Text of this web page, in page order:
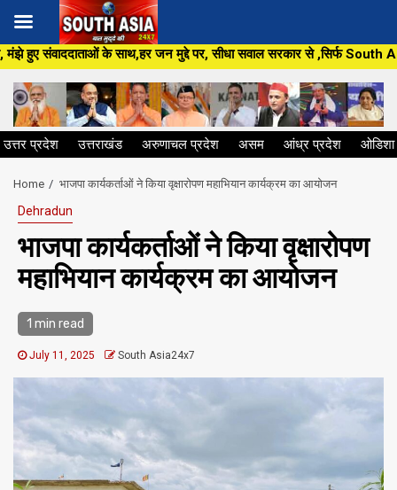
Skip
to
content
के साथ,हर जन मुद्दे पर, सीधा सवाल सरकार से ,सिर्फ South Asia 24 ×7
उत्तर प्रदेश उत्तराखंड अरुणाचल प्रदेश असम आंध्र प्रदेश ओडिशा
Home भाजपा कार्यकर्ताओं ने किया वृक्षारोपण महाभियान कार्यक्रम का आयोजन
Dehradun
भाजपा कार्यकर्ताओं ने किया वृक्षारोपण
महाभियान कार्यक्रम का आयोजन
1 min read
July 11, 2025 South Asia24x7